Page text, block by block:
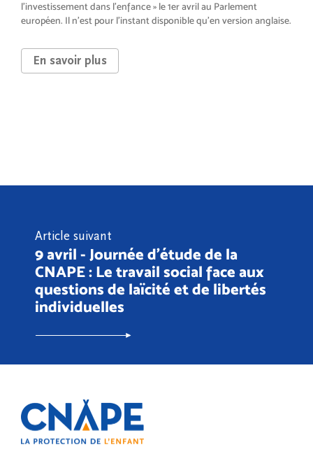
l’investissement dans l’enfance » le 1er avril au Parlement
européen. Il n’est pour l’instant disponible qu’en version anglaise.
En savoir plus
Article suivant
9 avril - Journée d'étude de la
CNAPE : Le travail social face aux
questions de laïcité et de libertés
individuelles